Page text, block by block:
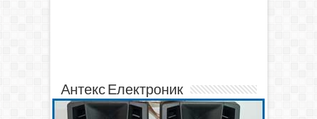
Антекс Електроник